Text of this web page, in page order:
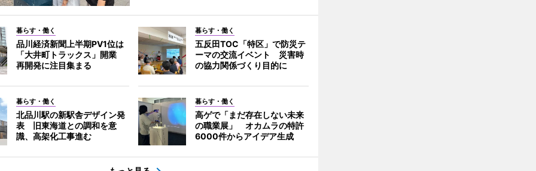
暮らす・働く
品川経済新聞上半期PV1位は
「大井町トラックス」開業
再開発に注目集まる
暮らす・働く
五反田TOC「特区」で防災テ
ーマの交流イベント 災害時
の協力関係づくり目的に
暮らす・働く
北品川駅の新駅舎デザイン発
表 旧東海道との調和を意
識、高架化工事進む
暮らす・働く
高ゲで「まだ存在しない未来
の職業展」 オカムラの特許
6000件からアイデア生成